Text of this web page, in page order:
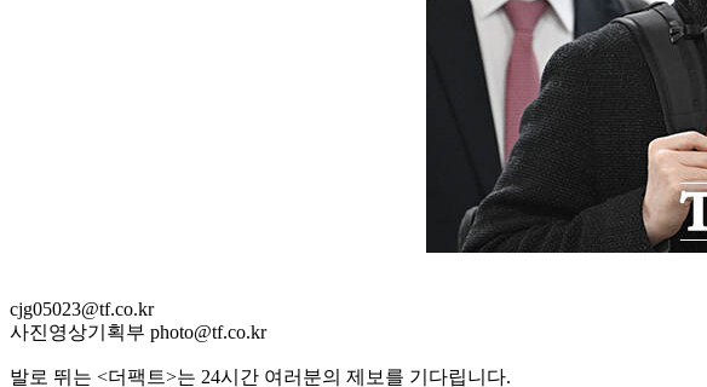
cjg05023@tf.co.kr
사진영상기획부 photo@tf.co.kr
발로 뛰는 <더팩트>는 24시간 여러분의 제보를 기다립니다.